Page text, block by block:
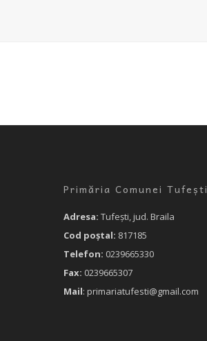
Primăria Comunei Tufești
Adresa: Tufeşti, jud. Braila
Cod poştal: 817185
Telefon: 0239665330
Fax: 0239665307
Mail: primariatufesti@gmail.com